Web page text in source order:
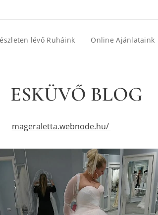
lévő Ruháink Online Ajánlataink
ESKÜVŐ BLOG
mageraletta.webnode.hu/